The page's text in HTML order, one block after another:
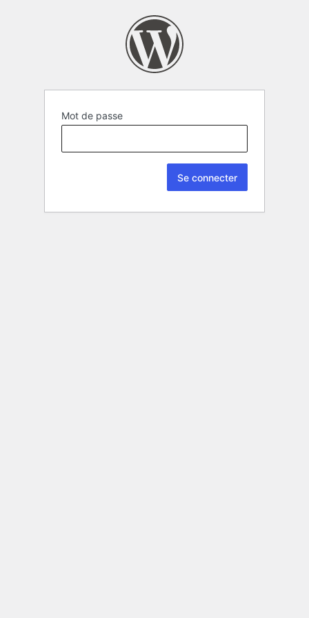
Mot de passe